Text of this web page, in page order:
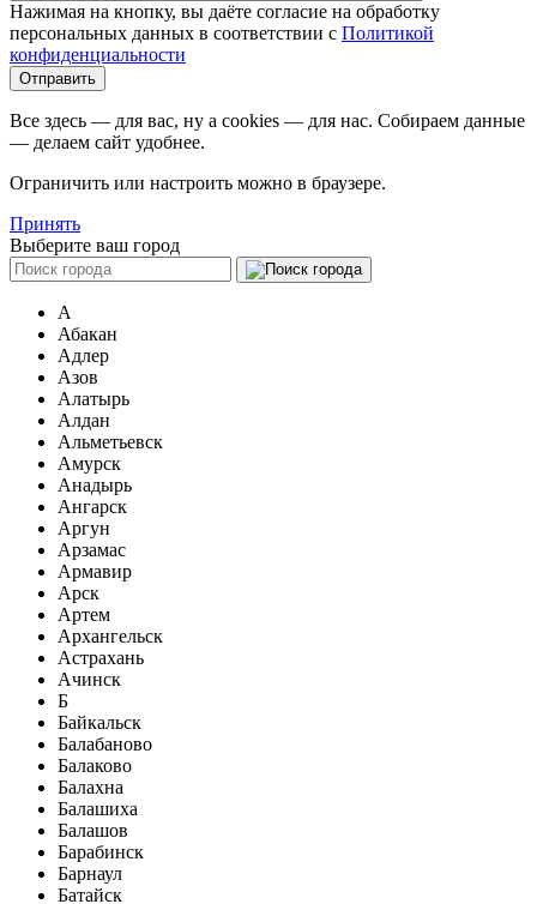
Нажимая на кнопку, вы даёте согласие на обработку
персональных данных в соответствии c Политикой
конфиденциальности
Все здесь — для вас, ну а cookies — для нас. Собираем данные
— делаем сайт удобнее.
Ограничить или настроить можно в браузере.
Принять
Выберите ваш город
А
Абакан
Адлер
Азов
Алатырь
Алдан
Альметьевск
Амурск
Анадырь
Ангарск
Аргун
Арзамас
Армавир
Арск
Артем
Архангельск
Астрахань
Ачинск
Б
Байкальск
Балабаново
Балаково
Балахна
Балашиха
Балашов
Барабинск
Барнаул
Батайск